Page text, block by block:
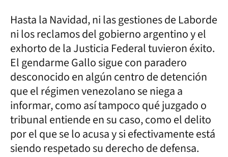
Hasta la Navidad, ni las gestiones de Laborde
ni los reclamos del gobierno argentino y el
exhorto de la Justicia Federal tuvieron éxito.
El gendarme Gallo sigue con paradero
desconocido en algún centro de detención
que el régimen venezolano se niega a
informar, como así tampoco qué juzgado o
tribunal entiende en su caso, como el delito
por el que se lo acusa y si efectivamente está
siendo respetado su derecho de defensa.